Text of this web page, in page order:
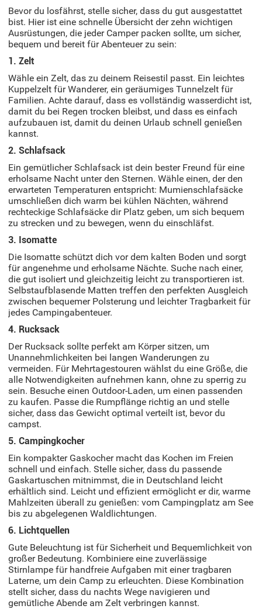
Bevor du losfährst, stelle sicher, dass du gut ausgestattet
bist. Hier ist eine schnelle Übersicht der zehn wichtigen
Ausrüstungen, die jeder Camper packen sollte, um sicher,
bequem und bereit für Abenteuer zu sein:
1. Zelt
Wähle ein Zelt, das zu deinem Reisestil passt. Ein leichtes
Kuppelzelt für Wanderer, ein geräumiges Tunnelzelt für
Familien. Achte darauf, dass es vollständig wasserdicht ist,
damit du bei Regen trocken bleibst, und dass es einfach
aufzubauen ist, damit du deinen Urlaub schnell genießen
kannst.
2. Schlafsack
Ein gemütlicher Schlafsack ist dein bester Freund für eine
erholsame Nacht unter den Sternen. Wähle einen, der den
erwarteten Temperaturen entspricht: Mumienschlafsäcke
umschließen dich warm bei kühlen Nächten, während
rechteckige Schlafsäcke dir Platz geben, um sich bequem
zu strecken und zu bewegen, wenn du einschläfst.
3. Isomatte
Die Isomatte schützt dich vor dem kalten Boden und sorgt
für angenehme und erholsame Nächte. Suche nach einer,
die gut isoliert und gleichzeitig leicht zu transportieren ist.
Selbstaufblasende Matten treffen den perfekten Ausgleich
zwischen bequemer Polsterung und leichter Tragbarkeit für
jedes Campingabenteuer.
4. Rucksack
Der Rucksack sollte perfekt am Körper sitzen, um
Unannehmlichkeiten bei langen Wanderungen zu
vermeiden. Für Mehrtagestouren wählst du eine Größe, die
alle Notwendigkeiten aufnehmen kann, ohne zu sperrig zu
sein. Besuche einen Outdoor-Laden, um einen passenden
zu kaufen. Passe die Rumpflänge richtig an und stelle
sicher, dass das Gewicht optimal verteilt ist, bevor du
campst.
5. Campingkocher
Ein kompakter Gaskocher macht das Kochen im Freien
schnell und einfach. Stelle sicher, dass du passende
Gaskartuschen mitnimmst, die in Deutschland leicht
erhältlich sind. Leicht und effizient ermöglicht er dir, warme
Mahlzeiten überall zu genießen: vom Campingplatz am See
bis zu abgelegenen Waldlichtungen.
6. Lichtquellen
Gute Beleuchtung ist für Sicherheit und Bequemlichkeit von
großer Bedeutung. Kombiniere eine zuverlässige
Stirnlampe für handfreie Aufgaben mit einer tragbaren
Laterne, um dein Camp zu erleuchten. Diese Kombination
stellt sicher, dass du nachts Wege navigieren und
gemütliche Abende am Zelt verbringen kannst.